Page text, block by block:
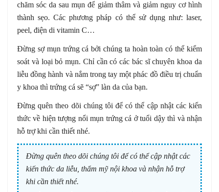
chăm sóc da sau mụn để giảm thâm và giảm nguy cơ hình
thành sẹo. Các phương pháp có thể sử dụng như: laser,
peel, điện di vitamin C…
Đừng sợ mụn trứng cá bởi chúng ta hoàn toàn có thể kiểm
soát và loại bỏ mụn. Chỉ cần có các bác sĩ chuyên khoa da
liễu đồng hành và nắm trong tay một phác đồ điều trị chuẩn
y khoa thì trứng cá sẽ “sợ” làn da của bạn.
Đừng quên theo dõi chúng tôi để có thể cập nhật các kiến
thức về hiện tượng nổi mụn trứng cá ở tuổi dậy thì và nhận
hỗ trợ khi cần thiết nhé.
Đừng quên theo dõi chúng tôi để có thể cập nhật các
kiến thức da liễu, thẩm mỹ nội khoa và nhận hỗ trợ
khi cần thiết nhé.